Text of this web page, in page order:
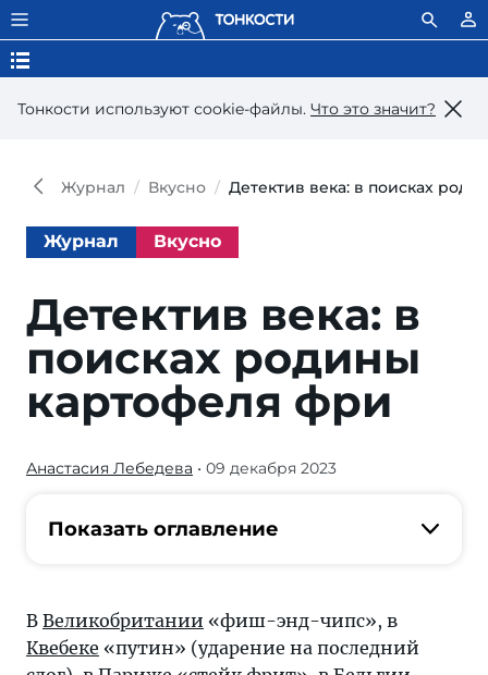
Тонкости используют сookie-файлы. Что это значит?
Журнал Вкусно Детектив века: в поисках
Журнал Вкусно
Детектив века: в
поисках родины
картофеля фри
В
стране
тему
этого
Анастасия Лебедева • 09 декабря 2023
Показать оглавление
В Великобритании «фиш-энд-чипс», в
Квебеке «путин» (ударение на последний